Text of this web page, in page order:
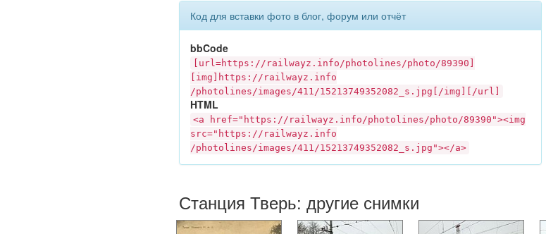
Код для вставки фото в блог, форум или отчёт
bbCode
[url=https:// railwayz.info/photolines/photo/89390]
[img]https:// railwayz.info
/photolines/images/411/15213749352082_s.jpg[/img][/url]
HTML
<a href="https:// railwayz.info/photolines/photo/89390"><img
src="https:// railwayz.info
/photolines/images/411/15213749352082_s.jpg"></a>
Станция Тверь: другие снимки